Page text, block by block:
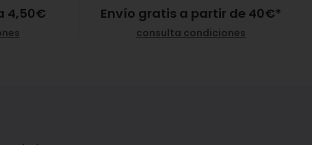
4,50€ Envío gratis a partir de 40€*
consulta condiciones